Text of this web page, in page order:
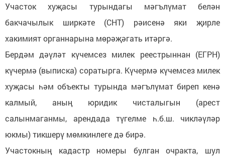
Участок хуҗасы турындагы мәгълүмат белән
бакчачылык ширкәте (СНТ) рәисенә яки җирле
хакимият органнарына мөрәҗәгать итәргә.
Бердәм дәүләт күчемсез милек реестрыннан (ЕГРН)
күчермә (выписка) соратырга. Күчермә күчемсез милек
хуҗасы һәм объекты турында мәгълүмат биреп кенә
калмый, аның юридик чисталыгын (арест
салынмаганмы, арендада түгелме һ.б.ш. чикләүләр
юкмы) тикшерү мөмкинлеге дә бирә.
Участокның кадастр номеры булган очракта, шул